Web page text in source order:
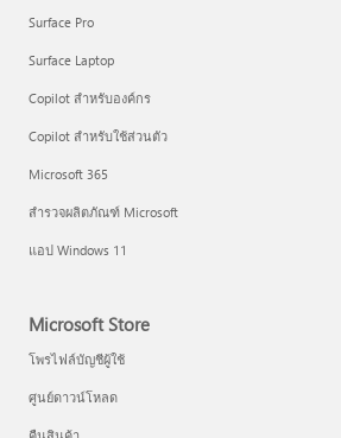
Surface Pro
Surface Laptop
Copilot สำหรับองค์กร
Copilot สำหรับใช้ส่วนตัว
Microsoft 365
สำรวจผลิตภัณฑ์ Microsoft
แอป Windows 11
Microsoft Store
โพรไฟล์บัญชีผู้ใช้
ศูนย์ดาวน์โหลด